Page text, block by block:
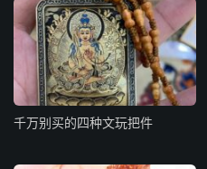
千万别买的四种文玩把件